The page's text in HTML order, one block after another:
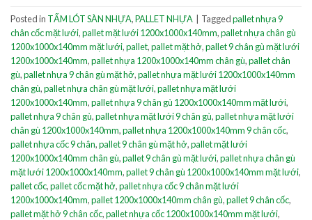
Posted in TẤM LÓT SÀN NHỰA,PALLET NHỰA Taggedpallet nhựa 9
chân cốc mặt lưới,pallet mặt lưới 1200x1000x140mm,pallet nhựa chân gù
1200x1000x140mm mặt lưới,pallet,pallet mặt hở,pallet 9 chân gù mặt lưới
1200x1000x140mm,pallet nhựa 1200x1000x140mm chân gù,pallet chân
gù,pallet nhựa 9 chân gù mặt hở,pallet nhựa mặt lưới 1200x1000x140mm
chân gù,pallet nhựa chân gù mặt lưới,pallet nhựa mặt lưới
1200x1000x140mm,pallet nhựa 9 chân gù 1200x1000x140mm mặt lưới,
pallet nhựa 9 chân gù,pallet nhựa mặt lưới 9 chân gù,pallet nhựa mặt lưới
chân gù 1200x1000x140mm,pallet nhựa 1200x1000x140mm 9 chân cốc,
pallet nhựa cốc 9 chân,pallet 9 chân gù mặt hở,pallet mặt lưới
1200x1000x140mm chân gù,pallet 9 chân gù mặt lưới,pallet nhựa chân gù
mặt lưới 1200x1000x140mm,pallet 9 chân gù 1200x1000x140mm mặt lưới,
pallet cốc,pallet cốc mặt hở,pallet nhựa cốc 9 chân mặt lưới
1200x1000x140mm,pallet 1200x1000x140mm chân gù,pallet 9 chân cốc,
pallet mặt hở 9 chân cốc,pallet nhựa cốc 1200x1000x140mm mặt lưới,